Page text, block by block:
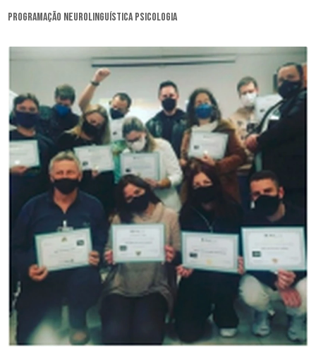
programação neurolinguística psicologia